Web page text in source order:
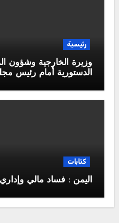
رئيسية
وزيرة الخارجية وشؤون
الدستورية أمام رئيس
كتابات
اليمن : فساد مالي